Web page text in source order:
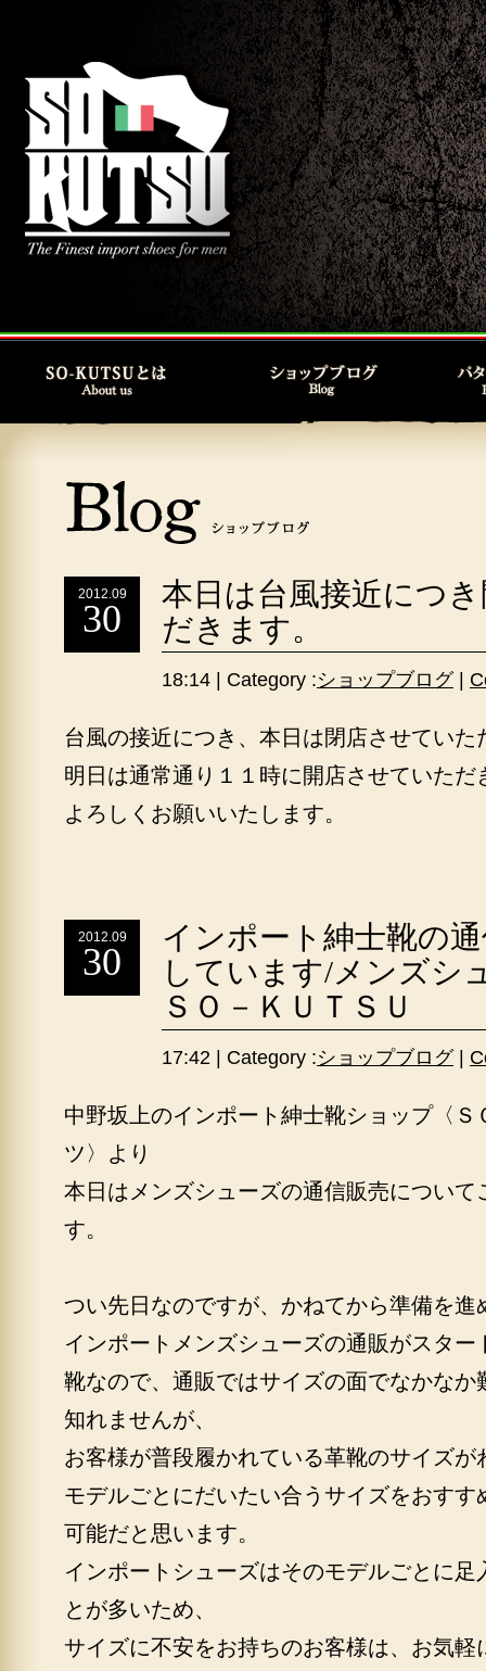
2012.09
30
本日は台風接近につ
だきます。
18:14 | Category :ショップブログ|
台風の接近につき、本日は閉店させていた
明日は通常通り１１時に開店させていただ
よろしくお願いいたします。
2012.09
30
インポート紳士靴の
しています/メンズシ
ＳＯ－ＫＵＴＳＵ
17:42 | Category :ショップブログ|
中野坂上のインポート紳士靴ショップ〈
ツ〉より
本日はメンズシューズの通信販売について
す。
つい先日なのですが、かねてから準備を進
インポートメンズシューズの通販がスター
靴なので、通販ではサイズの面でなかなか
知れませんが、
お客様が普段履かれている革靴のサイズが
モデルごとにだいたい合うサイズをおす
可能だと思います。
インポートシューズはそのモデルごとに
とが多いため、
サイズに不安をお持ちのお客様は、お気軽